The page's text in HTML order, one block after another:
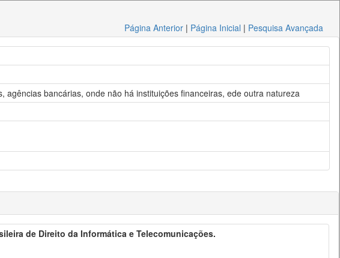
Página Anterior | Página Inicial | Pesquisa Avançada
bancárias, onde não há instituições financeiras, ede outra natureza
de Direito da Informática e Telecomunicações.